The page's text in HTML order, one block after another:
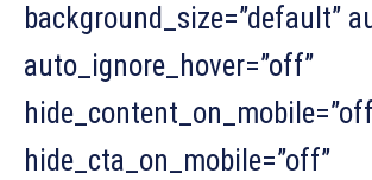
background_size=”default”
auto_ignore_hover=”off”
hide_cta_on_mobile=”off”